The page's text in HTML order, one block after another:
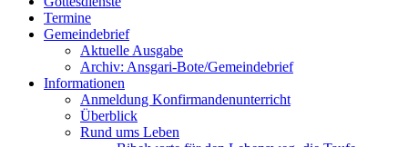
Termine
Gemeindebrief
Aktuelle Ausgabe
Archiv: Ansgari-Bote/Gemeindebrief
Informationen
Anmeldung Konfirmandenunterricht
Überblick
Rund ums Leben